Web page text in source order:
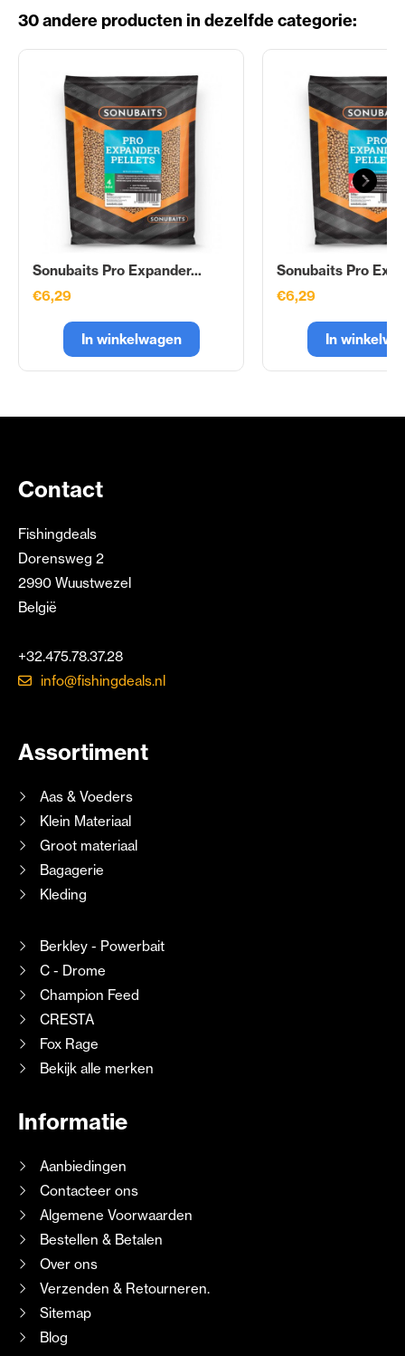
30 andere producten in dezelfde categorie:
Sonubaits Pro Expander...
€6,29
In winkelwagen
Sonubaits Pro
€6,29
In
Contact
Fishingdeals
Dorensweg 2
2990 Wuustwezel
België
+32.475.78.37.28
info@fishingdeals.nl
Assortiment
Aas & Voeders
Klein Materiaal
Groot materiaal
Bagagerie
Kleding
Berkley - Powerbait
C - Drome
Champion Feed
CRESTA
Fox Rage
Bekijk alle merken
Informatie
Aanbiedingen
Contacteer ons
Algemene Voorwaarden
Bestellen & Betalen
Over ons
Verzenden & Retourneren.
Sitemap
Blog